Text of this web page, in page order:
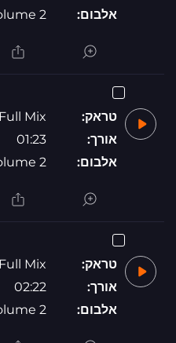
אלבום:
2
טראק:
Mix
אורך:
01:23
אלבום:
2
טראק:
Mix
אורך:
02:22
אלבום:
2